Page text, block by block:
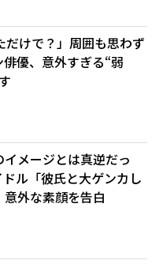
だけで？」周囲も思わず
優、意外すぎる“弱
イメージとは真逆だっ
ル「彼氏と大ゲンカし
外な素顔を告白